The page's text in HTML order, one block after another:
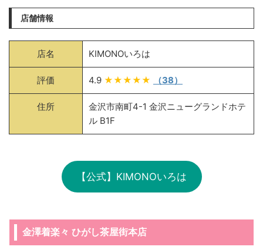
店舗情報
店名 KIMONOいろは
評価 4.9 ★★★★★ （38）
住所
金沢市南町4-1 金沢ニューグランドホテ
ル B1F
【公式】KIMONOいろは
金澤着楽々 ひがし茶屋街本店